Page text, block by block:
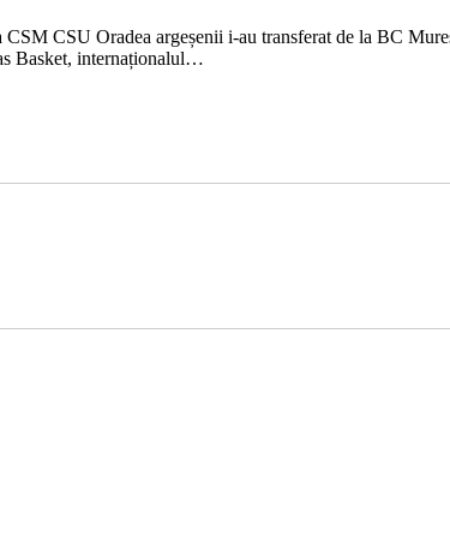
CSU Oradea argeșenii i-au transferat de la BC
Basket, internaționalul…